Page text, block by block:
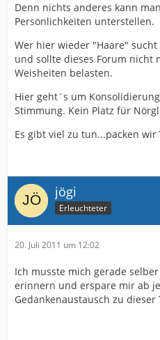
Denn nichts anderes kann
Persönlichkeiten unterstellen.
Wer hier wieder "Haare"
und sollte dieses Forum nicht
Weisheiten belasten.
Hier geht´s um
Stimmung. Kein Platz für
Es gibt viel zu tun...packen
jögi
Erleuchteter
20. Juli 2011 um 12:02
Ich musste mich gerade
erinnern und erspare mir ab
Gedankenaustausch zu dieser